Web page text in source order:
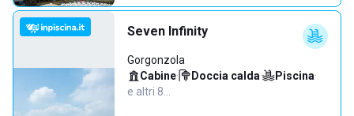
Seven Infinity
Gorgonzola
Cabine· Doccia calda· Piscina·
e altri 8…